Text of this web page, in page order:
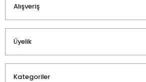
Alışveriş
Üyelik
Kategoriler